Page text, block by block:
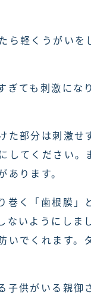
ら軽くうがいを
ぎても刺激にな
部分は刺激せ
してください。
ります。
巻く「歯根膜」
ないようにしま
いでくれます。
子供がいる親御